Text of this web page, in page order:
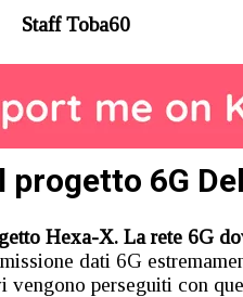
Staff Toba60
progetto 6G
Hexa-X. La rete 6G
dati 6G
perseguiti con